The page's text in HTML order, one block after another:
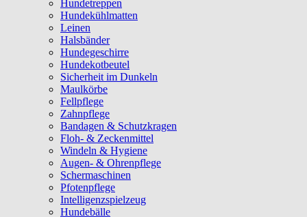
Hundetreppen
Hundekühlmatten
Leinen
Halsbänder
Hundegeschirre
Hundekotbeutel
Sicherheit im Dunkeln
Maulkörbe
Fellpflege
Zahnpflege
Bandagen & Schutzkragen
Floh- & Zeckenmittel
Windeln & Hygiene
Augen- & Ohrenpflege
Schermaschinen
Pfotenpflege
Intelligenzspielzeug
Hundebälle